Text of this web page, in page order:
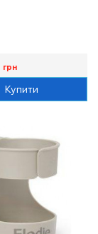
грн
Купити